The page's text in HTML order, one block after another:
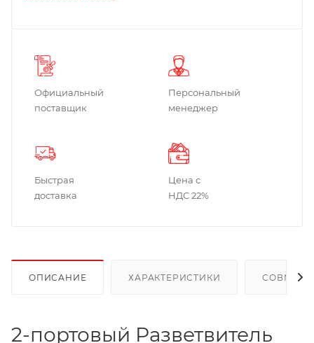
Официальный
поставщик
Персональный
менеджер
Быстрая
доставка
Цена с
НДС 22%
ОПИСАНИЕ ХАРАКТЕРИСТИКИ
2-портовый Разветвитель